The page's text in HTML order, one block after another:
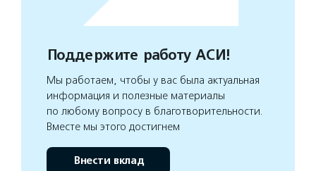
Поддержите работу АСИ!
Мы работаем, чтобы у вас была актуальная
информация и полезные материалы
по любому вопросу в благотворительности.
Вместе мы этого достигнем
Внести вклад